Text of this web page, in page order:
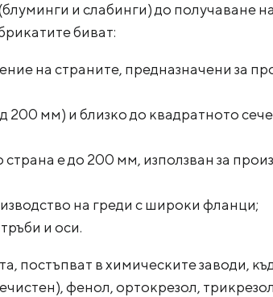
и слабинги) до получаване на
биват:
на страните, предназначени за
200 мм) и близко до квадратното
е до 200 мм, използван за
на греди с широки фланци;
и оси.
в химическите заводи,
фенол, ортокрезол,